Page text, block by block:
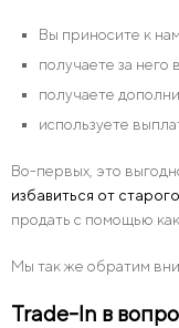
Вы приносите к
получаете за него
получаете
используете
Во-первых, это
избавиться от
продать с помощью
Мы так же обратим
Trade-In в